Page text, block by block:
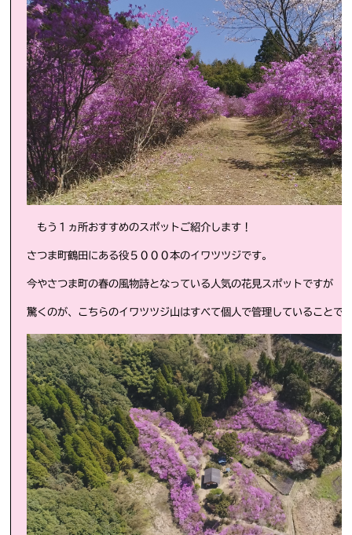
もう１ヵ所おすすめのスポットご紹介します！
さつま町鶴田にある役５０００本のイワツツジです。
今やさつま町の春の風物詩となっている人気の花見スポットですが
驚くのが、こちらのイワツツジ山はすべて個人で管理していることで